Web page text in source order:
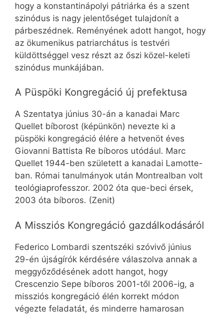
hogy a konstantinápolyi pátriárka és a szent
szinódus is nagy jelentőséget tulajdonít a
párbeszédnek. Reményének adott hangot, hogy
az ökumenikus patriarchátus is testvéri
küldöttséggel vesz részt az őszi közel-keleti
szinódus munkájában.
A Püspöki Kongregáció új prefektusa
A Szentatya június 30-án a kanadai Marc
Quellet bíborost (képünkön) nevezte ki a
püspöki kongregáció élére a hetvenöt éves
Giovanni Battista Re bíboros utódául. Marc
Quellet 1944-ben született a kanadai Lamotte-
ban. Római tanulmányok után Montrealban volt
teológiaprofesszor. 2002 óta que-beci érsek,
2003 óta bíboros. (Zenit)
A Missziós Kongregáció gazdálkodásáról
Federico Lombardi szentszéki szóvivő június
29-én újságírók kérdésére válaszolva annak a
meggyőződésének adott hangot, hogy
Crescenzio Sepe bíboros 2001-től 2006-ig, a
missziós kongregáció élén korrekt módon
végezte feladatát, és minderre hamarosan